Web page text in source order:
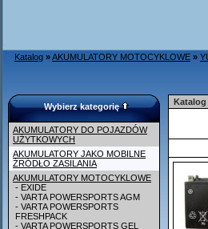
Katalog »AKUMULATORY MOTOCYKLOWE »
Wybierz kategorię
AKUMULATORY DO POJAZDÓW
UŻYTKOWYCH
AKUMULATORY JAKO MOBILNE
ŹRÓDŁO ZASILANIA
AKUMULATORY MOTOCYKLOWE
- EXIDE
- VARTA POWERSPORTS AGM
- VARTA POWERSPORTS
FRESHPACK
- VARTA POWERSPORTS GEL